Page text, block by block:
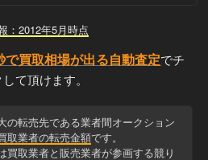
：2012年5月時点
で買取相場が出る自動査定でチ
て頂けます。
の転売先である業者間オークション
取業者の転売金額です。
買取業者と販売業者が参画する競り